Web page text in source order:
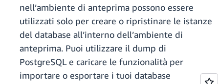
nell’ambiente di anteprima possono essere
utilizzati solo per creare o ripristinare le istanze
del database all’interno dell’ambiente di
anteprima. Puoi utilizzare il dump di
PostgreSQL e caricare le funzionalità per
importare o esportare i tuoi database